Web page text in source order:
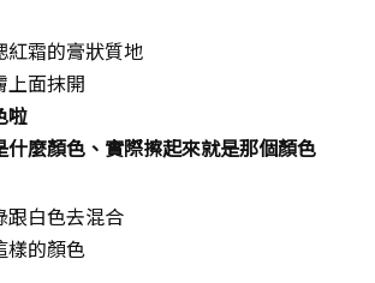
紅霜的膏狀質地
上面抹開
啦
什麼顏色、實際擦起來就是那個顏色
跟白色去混合
樣的顏色